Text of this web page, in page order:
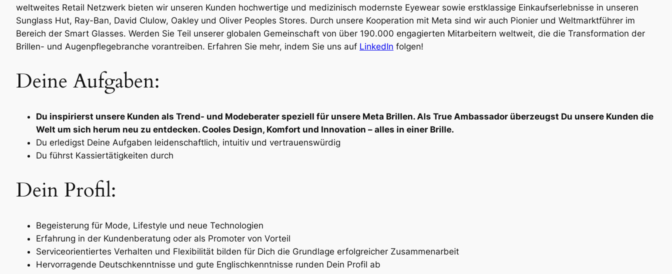
weltweites Retail Netzwerk bieten wir unseren Kunden hochwertige und medizinisch modernste Eyewear sowie erstklassige Einkaufserlebnisse in unseren
Sunglass Hut, Ray-Ban, David Clulow, Oakley und Oliver Peoples Stores. Durch unsere Kooperation mit Meta sind wir auch Pionier und Weltmarktführer im
Bereich der Smart Glasses. Werden Sie Teil unserer globalen Gemeinschaft von über 190.000 engagierten Mitarbeitern weltweit, die die Transformation der
Brillen- und Augenpflegebranche vorantreiben. Erfahren Sie mehr, indem Sie uns auf LinkedIn folgen!
Deine Aufgaben:
Du inspirierst unsere Kunden als Trend- und Modeberater speziell für unsere Meta Brillen. Als True Ambassador überzeugst Du unsere Kunden die
Welt um sich herum neu zu entdecken. Cooles Design, Komfort und Innovation – alles in einer Brille.
Du erledigst Deine Aufgaben leidenschaftlich, intuitiv und vertrauenswürdig
Du führst Kassiertätigkeiten durch
Dein Profil:
Begeisterung für Mode, Lifestyle und neue Technologien
Erfahrung in der Kundenberatung oder als Promoter von Vorteil
Serviceorientiertes Verhalten und Flexibilität bilden für Dich die Grundlage erfolgreicher Zusammenarbeit
Hervorragende Deutschkenntnisse und gute Englischkenntnisse runden Dein Profil ab